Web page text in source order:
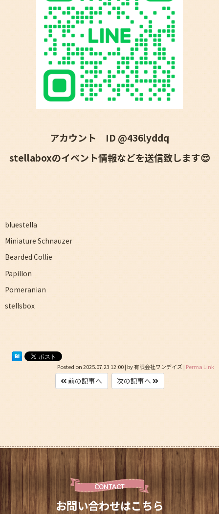
アカウント ID @436lyddq
stellaboxのイベント情報などを送信致します😍
bluestella
Miniature Schnauzer
Bearded Collie
Papillon
Pomeranian
stellsbox
Posted on2025.07.23 12:00| by有限会社ワンデイズ| Perma Link
前の記事へ 次の記事へ
CONTACT
お問い合わせはこちら